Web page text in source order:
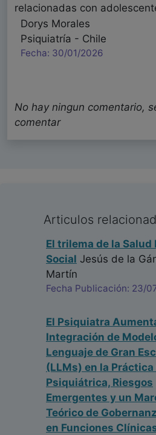
relacionadas con
Dorys Morales
Psiquiatría - Chile
Fecha: 30/01/2026
No hay ningun comentario,
comentar
Articulos
El trilema de la Salud
Social Jesús de la
Martín
Fecha Publicación: 23/
El Psiquiatra
Integración de
Lenguaje de Gran
(LLMs) en la
Psiquiátrica, Riesgos
Emergentes y un
Teórico de
en Funciones